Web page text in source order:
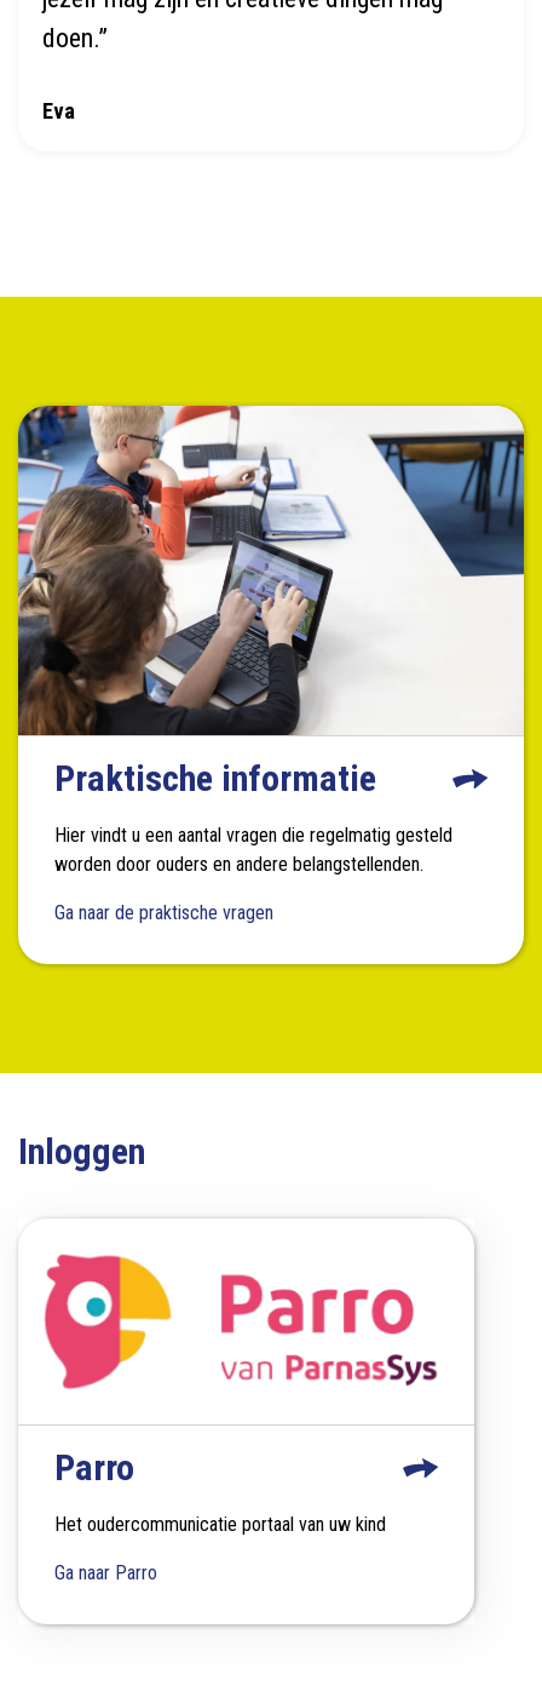
doen.”
Eva
Praktische informatie
Hier vindt u een aantal vragen die regelmatig gesteld
worden door ouders en andere belangstellenden.
Ga naar de praktische vragen
Inloggen
Parro
Het oudercommunicatie portaal van uw kind
Ga naar Parro